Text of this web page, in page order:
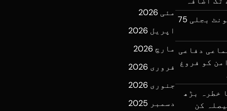
عوام پر ایک اور بوجھ، فی یونٹ بجلی 75
دفاعی
کو فروغ
خطرہ بڑھ
کن
مئی 2026
اپریل 2026
مارچ 2026
فروری 2026
جنوری 2026
دسمبر 2025